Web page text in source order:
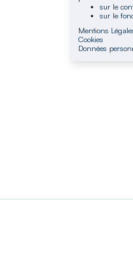
sur le
sur le
Mentions
Cookies
Données